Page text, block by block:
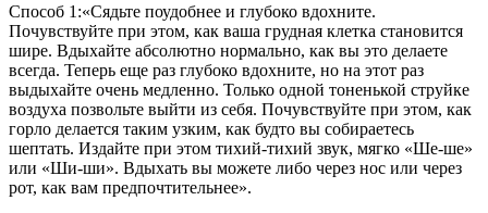
Способ 1:«Сядьте поудобнее и глубоко вдохните.
Почувствуйте при этом, как ваша грудная клетка становится
шире. Вдыхайте абсолютно нормально, как вы это делаете
всегда. Теперь еще раз глубоко вдохните, но на этот раз
выдыхайте очень медленно. Только одной тоненькой струйке
воздуха позвольте выйти из себя. Почувствуйте при этом, как
горло делается таким узким, как будто вы собираетесь
шептать. Издайте при этом тихий-тихий звук, мягко «Ше-ше»
или «Ши-ши». Вдыхать вы можете либо через нос или через
рот, как вам предпочтительнее».